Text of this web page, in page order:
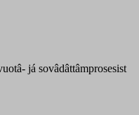
já sovâdâttâmprosesist